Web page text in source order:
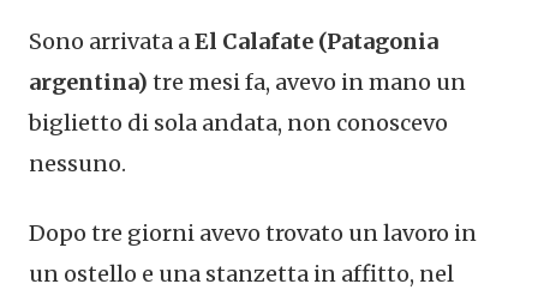
Sono arrivata aEl Calafate (Patagonia
argentina) tre mesi fa, avevo in mano un
biglietto di sola andata, non conoscevo
nessuno.
Dopo tre giorni avevo trovato un lavoro in
un ostello e una stanzetta in affitto, nel